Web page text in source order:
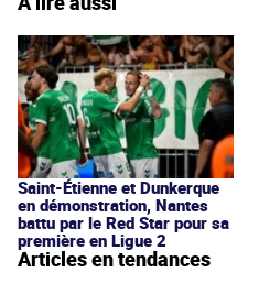
Saint-Étienne et Dunkerque
en démonstration, Nantes
battu par le Red Star pour sa
première en Ligue 2
Articles en tendances